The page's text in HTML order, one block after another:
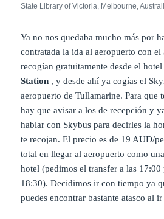
State Library of Victoria, Melbourne,
Ya no nos quedaba mucho más por
contratada la ida al aeropuerto con el
recogían gratuitamente desde el hotel
Station , y desde ahí ya cogías el
aeropuerto de Tullamarine. Para que
hay que avisar a los de recepción y
hablar con Skybus para decirles la
te recojan. El precio es de 19 AUD/
total en llegar al aeropuerto como
hotel (pedimos el transfer a las 17:00
18:30). Decidimos ir con tiempo ya
puedes encontrar bastante atasco al